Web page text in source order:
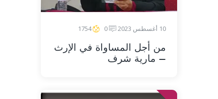
10 أغسطس 2023 0
1754
من أجل المساواة في الإرث
– مارية شرف